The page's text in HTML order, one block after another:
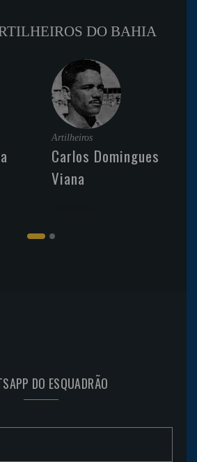
DO BAHIA
Artilheiros
Carlos Domingues
Viana
DO ESQUADRÃO